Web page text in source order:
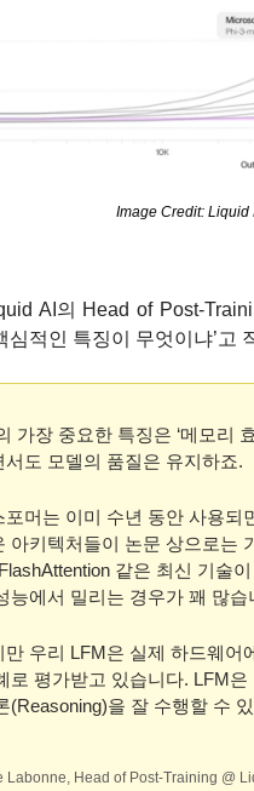
Image Credit: Liquid
AI의 Head of Post-
심적인 특징이 무엇이냐’고
가장 중요한 특징은 ‘메모리
서도 모델의 품질은 유지하죠.
포머는 이미 수년 동안 사용되
아키텍처들이 논문 상으로는
같은 최신 기술
능에서 밀리는 경우가 꽤 많습
만 우리 LFM은 실제 하드웨어
로 평가받고 있습니다. LFM
(Reasoning)을 잘 수행할 수
Labonne, Head of Post-Training @